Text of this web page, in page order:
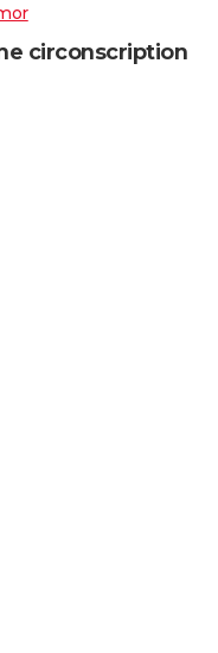
circonscription